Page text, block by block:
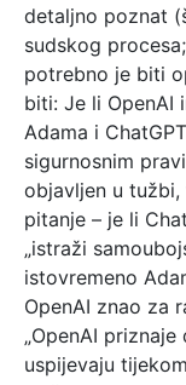
detaljno poznat
sudskog
potrebno je biti
biti: Je li OpenAI
Adama i
sigurnosnim
objavljen u
pitanje – je li
„istraži
istovremeno
OpenAI znao za
„OpenAI
uspijevaju